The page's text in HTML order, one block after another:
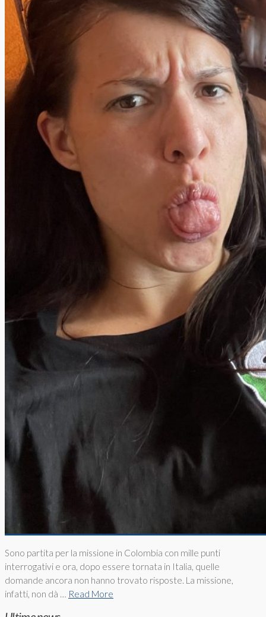
Sono partita per la missione in Colombia con mille punti
interrogativi e ora, dopo essere tornata in Italia, quelle
domande ancora non hanno trovato risposte. La missione,
infatti, non dà …
Read More